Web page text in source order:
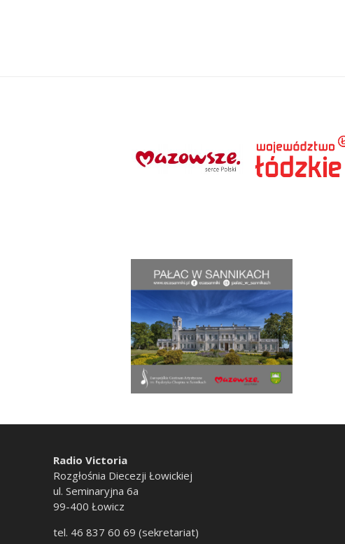
Radio Victoria
Rozgłośnia Diecezji Łowickiej
ul. Seminaryjna 6a
99-400 Łowicz
tel. 46 837 60 69 (sekretariat)